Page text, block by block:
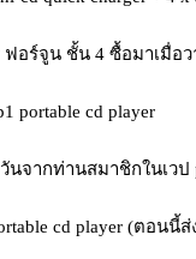
อร์จูน ชั้น 4 ซื้อมาเมื่อ
portable cd player
นจากท่านสมาชิกในเวป
cd player (ตอน